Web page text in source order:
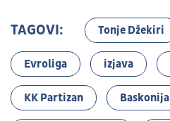
TAGOVI: Tonje Džekiri
Evroliga izjava
KK Partizan Baskonija